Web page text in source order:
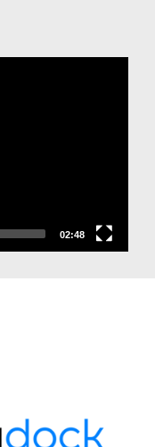
02:48